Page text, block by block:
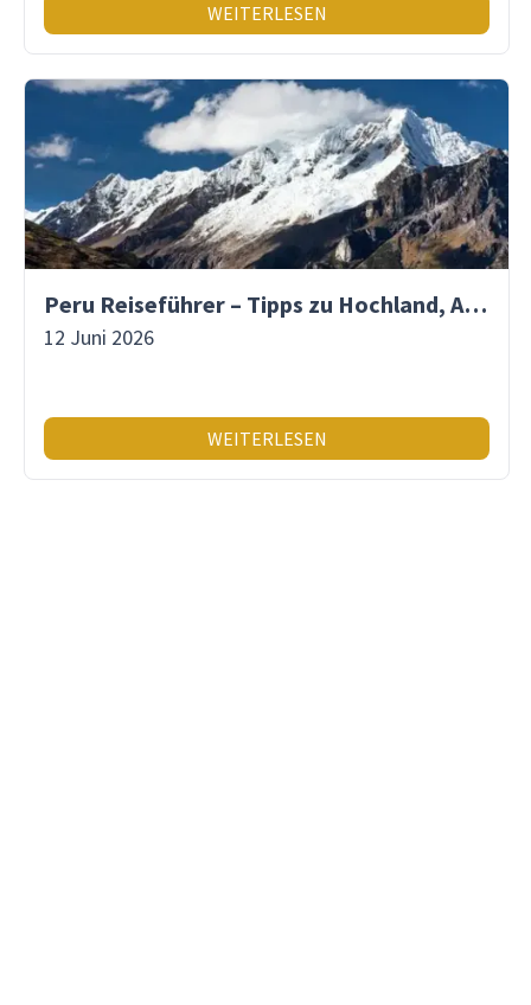
WEITERLESEN
Peru Reiseführer – Tipps zu Hochland, Amazonas & Inka-Erbe
12 Juni 2026
WEITERLESEN